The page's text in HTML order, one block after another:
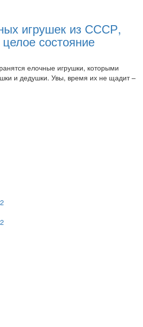
игрушек из СССР,
состояние
елочные игрушки, которыми
и дедушки. Увы, время их не щадит –